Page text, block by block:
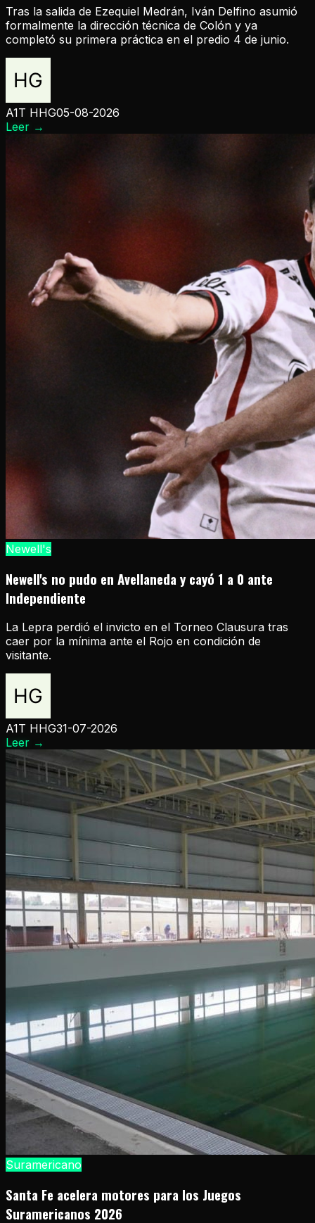
Tras la salida de Ezequiel Medrán, Iván Delfino asumió
formalmente la dirección técnica de Colón y ya
completó su primera práctica en el predio 4 de junio.
A1T HHG05-08-2026
Leer →
Newell's
Newell's no pudo en Avellaneda y cayó 1 a 0 ante
Independiente
La Lepra perdió el invicto en el Torneo Clausura tras
caer por la mínima ante el Rojo en condición de
visitante.
A1T HHG31-07-2026
Leer →
Suramericano
Santa Fe acelera motores para los Juegos
Suramericanos 2026